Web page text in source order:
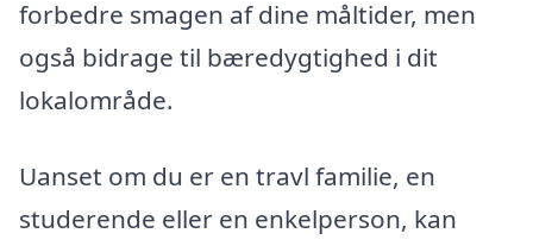
forbedre smagen af dine måltider, men
også bidrage til bæredygtighed i dit
lokalområde.
Uanset om du er en travl familie, en
studerende eller en enkelperson, kan